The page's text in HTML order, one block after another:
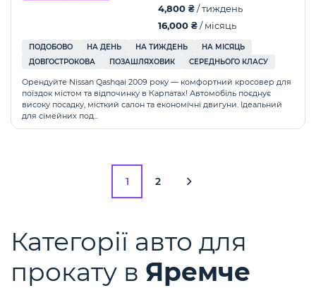
4,800 ₴/ тиждень
16,000 ₴/ місяць
ПОДОБОВО НА ДЕНЬ НА ТИЖДЕНЬ
НА МІСЯЦЬ
ДОВГОСТРОКОВА
ПОЗАШЛЯХОВИК СЕРЕДНЬОГО КЛАСУ
Орендуйте Nissan Qashqai 2009 року — комфортний кросовер для
поїздок містом та відпочинку в Карпатах! Автомобіль поєднує
високу посадку, місткий салон та економічні двигуни. Ідеальний
для сімейних под...
1 2
Категорії авто для
прокату в Яремче